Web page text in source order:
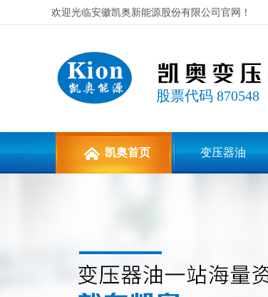
欢迎光临安徽凯奥新能源股份有限公司官网！
股票代码 870548
凯奥首页 变压器油